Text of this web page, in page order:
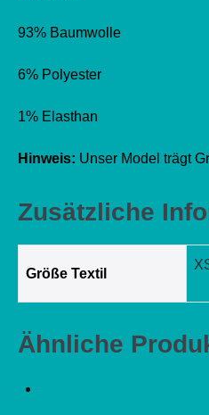
93% Baumwolle
6% Polyester
1% Elasthan
Hinweis: Unser Model trägt
Zusätzliche
Größe Textil
Ähnliche